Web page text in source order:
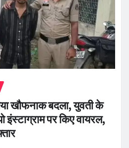
खौफनाक बदला, युवती के
इंस्टाग्राम पर किए वायरल,